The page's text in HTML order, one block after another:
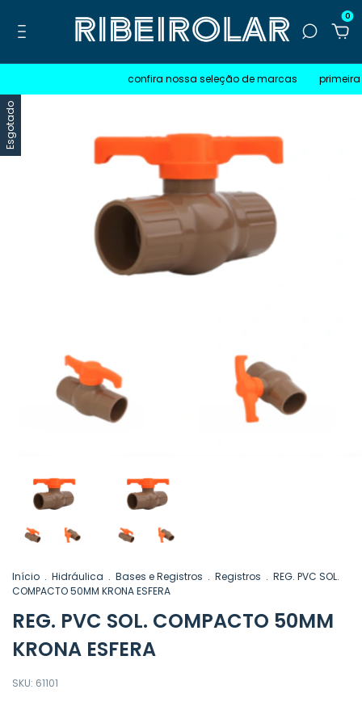
0
confira nossa seleção de marcas primeira
Esgotado
Início . Hidráulica . Bases e Registros . Registros . REG. PVC SOL.
COMPACTO 50MM KRONA ESFERA
REG. PVC SOL. COMPACTO 50MM
KRONA ESFERA
SKU: 61101